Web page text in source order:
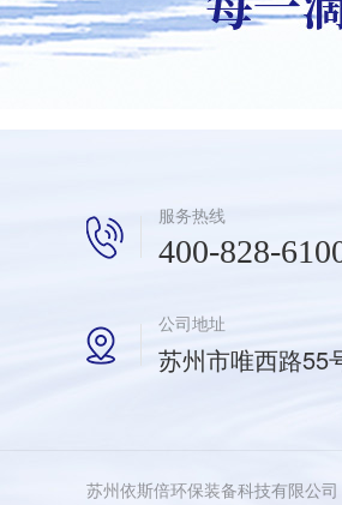
服务热线
400-828-
公司地址
苏州市唯西路55
苏州依斯倍环保装备科技有限公